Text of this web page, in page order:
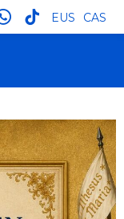
tik
tok
EUS CAS